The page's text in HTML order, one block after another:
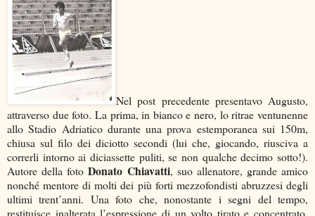
Nel post precedente presentavo Augusto,
attraverso due foto. La prima, in bianco e nero, lo ritrae ventunenne
allo Stadio Adriatico durante una prova estemporanea sui 150m,
chiusa sul filo dei diciotto secondi (lui che, giocando, riusciva a
correrli intorno ai diciassette puliti, se non qualche decimo sotto!).
Autore della fotoDonato Chiavatti, suo allenatore, grande amico
nonché mentore di molti dei più forti mezzofondisti abruzzesi degli
ultimi trent’anni. Una foto che, nonostante i segni del tempo,
restituisce inalterata l’espressione di un volto tirato e concentrato,